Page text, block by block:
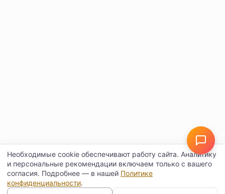
Необходимые cookie обеспечивают работу сайта. Аналитику
и персональные рекомендации включаем только с вашего
согласия. Подробнее — в нашей Политике
конфиденциальности.